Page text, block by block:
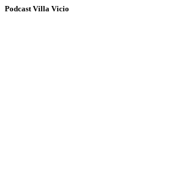
Podcast Villa Vicio